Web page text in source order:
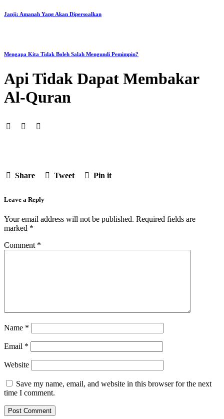
Janji: Amanah Yang Akan Dipersoalkan
Mengapa Kita Tidak Boleh Salah Mengundi Pemimpin?
Api Tidak Dapat Membakar
Al-Quran
Share Tweet Pin it
Leave a Reply
Your email address will not be published. Required fields are
marked *
Comment *
Name *
Email *
Website
Save my name, email, and website in this browser for the next
time I comment.